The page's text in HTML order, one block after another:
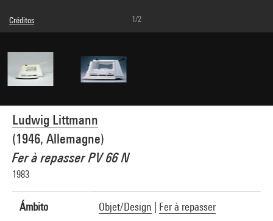
Ludwig Littmann
(1946, Allemagne)
Fer à repasser PV 66 N
1983
Ámbito Objet/Design Fer à repasser
Créditos
© Braun Gmbh
Referencia de la imagen : 4N43946
Difusión de la imagen :GrandPalaisRmnPhoto
1/2